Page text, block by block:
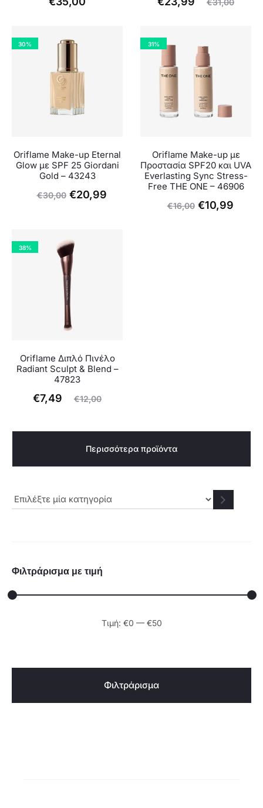
€31,00
τιμή
30%
Oriflame Make-up Eternal
Glow με SPF 25 Giordani
Gold – 43243
€30,00 Original
€30,00.
€20,99Η
31%
Oriflame Make-up με
Προστασία SPF20 και UVA
Everlasting Sync Stress-
Free THE ONE – 46906
€16,00 Original
€10,99Η
38%
Oriflame Διπλό Πινέλο
Radiant Sculpt & Blend –
47823
€12,00
Original
was:
€7,49
Η
τιμή
€7,49.
Περισσότερα προϊόντα
Επιλέξτε
Φιλτράρισμα με τιμή
Ελάχιστη
Μέγιστη
Φιλτράρισμα
Τιμή: €0 — €50